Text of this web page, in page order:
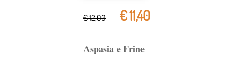
€ 12,00 € 11,40
Aspasia e Frine